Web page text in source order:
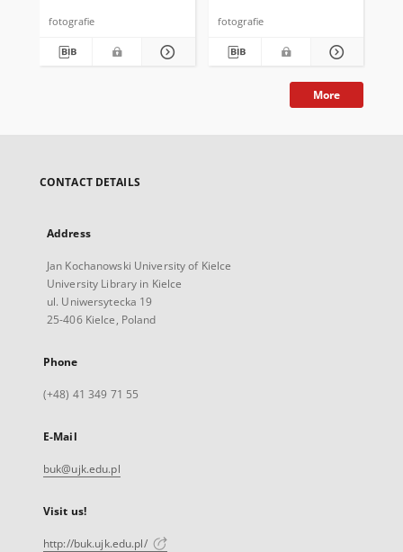
fotografie fotografie
More
CONTACT DETAILS
Address
Jan Kochanowski University of Kielce
University Library in Kielce
ul. Uniwersytecka 19
25-406 Kielce, Poland
Phone
(+48) 41 349 71 55
E-Mail
buk@ujk.edu.pl
Visit us!
http://buk.ujk.edu.pl/